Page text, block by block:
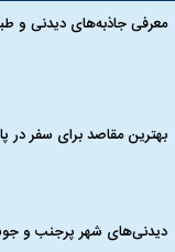
معرفی جاذبه‌های دیدنی و
بهترین مقاصد برای سفر در
دیدنی‌های شهر پرجنب و